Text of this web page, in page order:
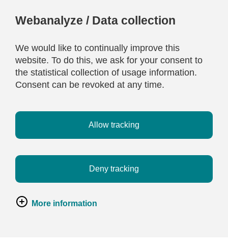
Webanalyze / Data collection
We would like to continually improve this
website. To do this, we ask for your consent to
the statistical collection of usage information.
Consent can be revoked at any time.
Allow tracking
Deny tracking
More information